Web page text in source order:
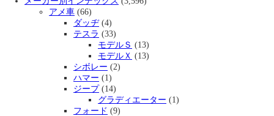
アメ車 (66)
ダッヂ(4)
テスラ (33)
モデルＳ (13)
モデルＸ (13)
シボレー (2)
ハマー (1)
ジープ(14)
グラディエーター (1)
フォード (9)